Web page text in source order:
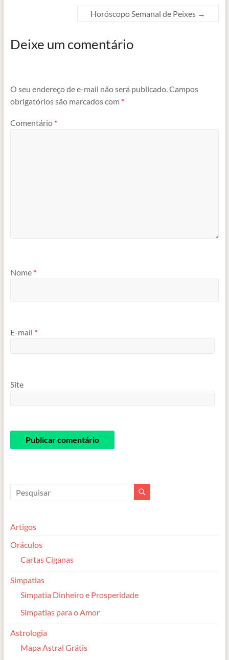
Horóscopo Semanal de Peixes →
Deixe um comentário
O seu endereço de e-mail não será publicado.Campos
obrigatórios são marcados com *
Comentário *
Nome *
E-mail *
Site
Artigos
Oráculos
Cartas Ciganas
Simpatias
Simpatia Dinheiro e Prosperidade
Simpatias para o Amor
Astrologia
Mapa Astral Grátis